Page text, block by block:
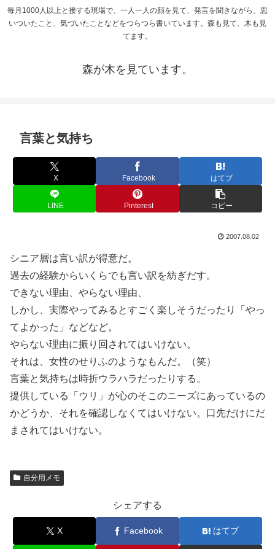
毎月1000人以上と接する現場で、一人一人の顔を見て、発言を聞きながら、思
いついたこと、気づいたことなどをつらつら書いています。森も見て、木も見
てます。
森が木を見ています。
言葉と気持ち
X Facebook はてブ
LINE Pinterest コピー
2007.08.02
シニア層は言い訳が得意だ。
過去の経験からいくらでも言い訳を紡ぎだす。
できない理由、やらない理由、
しかし、実際やってみるとすごく楽しそうだったり「やっ
てよかった」などなど。
やらない理由に振り回されてはいけない。
それは、女性のせりふのようなもんだ。（笑）
言葉と気持ちは時折ウラハラだったりする。
提供している「ウリ」が心のそこのニーズにあっているの
かどうか、それを確認しなくてはいけない。口先だけにだ
まされてはいけない。
自分用メモ
シェアする
X Facebook はてブ